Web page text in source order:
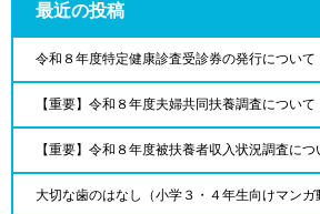
最近の投稿
令和８年度特定健康診査受診券の発行について
【重要】令和８年度夫婦共同扶養調査について
【重要】令和８年度被扶養者収入状況調査につ
大切な歯のはなし（小学３・４年生向けマンガ